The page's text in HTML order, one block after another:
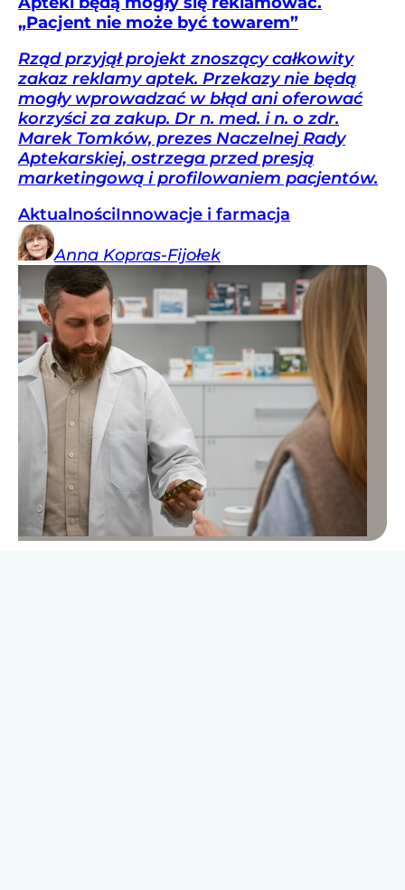
„Pacjent nie może być towarem”
Rząd przyjął projekt znoszący całkowity
zakaz reklamy aptek. Przekazy nie będą
mogły wprowadzać w błąd ani oferować
korzyści za zakup. Dr n. med. i n. o zdr.
Marek Tomków, prezes Naczelnej Rady
Aptekarskiej, ostrzega przed presją
marketingową i profilowaniem pacjentów.
AktualnościInnowacje i farmacja
Anna Kopras-Fijołek